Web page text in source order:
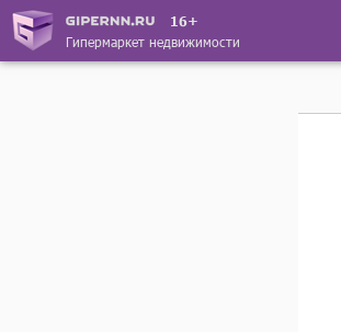
16+
Гипермаркет недвижимости